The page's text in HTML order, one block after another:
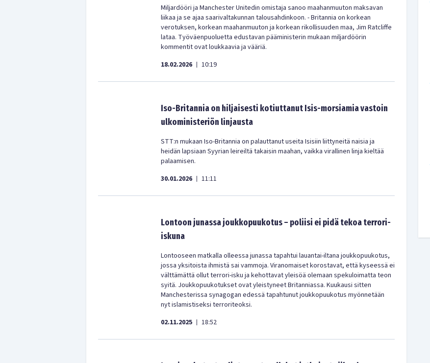
Miljardööri ja Manchester Unitedin omistaja sanoo maahanmuuton maksavan
liikaa ja se ajaa saarivaltakunnan talousahdinkoon. - Britannia on korkean
verotuksen, korkean maahanmuuton ja korkean rikollisuuden maa, Jim Ratcliffe
lataa. Työväenpuoluetta edustavan pääministerin mukaan miljardöörin
kommentit ovat loukkaavia ja vääriä.
18.02.2026 | 10:19
Iso-Britannia on hiljaisesti kotiuttanut Isis-morsiamia vastoin
ulkoministeriön linjausta
STT:n mukaan Iso-Britannia on palauttanut useita Isisiin liittyneitä naisia ja
heidän lapsiaan Syyrian leireiltä takaisin maahan, vaikka virallinen linja kieltää
palaamisen.
30.01.2026 | 11:11
Lontoon junassa joukkopuukotus – poliisi ei pidä tekoa terrori-
iskuna
Lontooseen matkalla olleessa junassa tapahtui lauantai-iltana joukkopuukotus,
jossa yksitoista ihmistä sai vammoja. Viranomaiset korostavat, että kyseessä ei
välttämättä ollut terrori-isku ja kehottavat yleisöä olemaan spekuloimatta teon
syitä. Joukkopuukotukset ovat yleistyneet Britanniassa. Kuukausi sitten
Manchesterissa synagogan edessä tapahtunut joukkopuukotus myönnetään
nyt islamistiseksi terroriteoksi.
02.11.2025 | 18:52